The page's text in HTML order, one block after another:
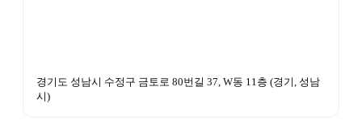
경기도 성남시 수정구 금토로 80번길 37, W동 11층 (경기, 성남
시)